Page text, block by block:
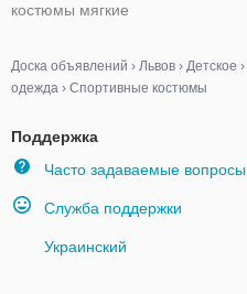
костюмы мягкие
Доска объявлений › Львов › Детское ›
одежда › Спортивные костюмы
Поддержка
Часто задаваемые вопросы
Служба поддержки
Украинский